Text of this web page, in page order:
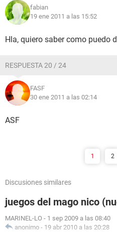
fabian
19 ene 2011 a las 15:52
Hla, quiero saber como puedo
RESPUESTA 20 / 24
FASF
30 ene 2011 a las 02:14
ASF
1 2
Discusiones similares
juegos del mago nico
MARINEL-LO - 1 sep 2009 a las 08:40
anonimo - 19 abr 2010 a las 20:28